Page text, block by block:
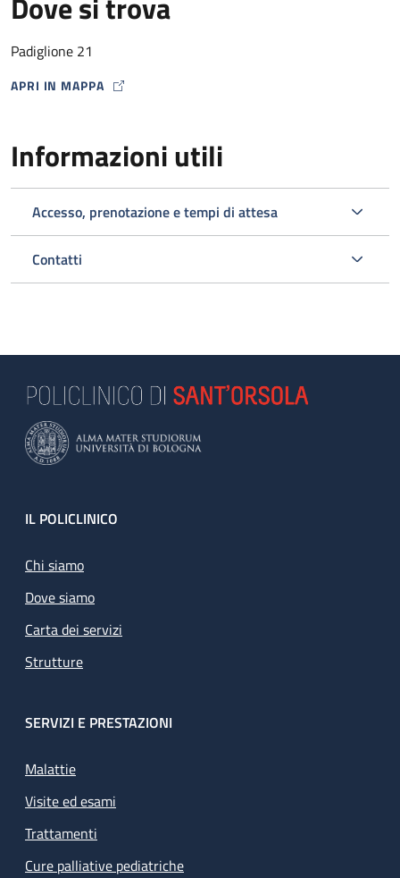
Padiglione 21
APRI IN MAPPA
MAP ICON
Informazioni utili
Accesso, prenotazione e tempi di attesa
Contatti
Footer
IL POLICLINICO
Chi siamo
Dove siamo
Carta dei servizi
Strutture
SERVIZI E PRESTAZIONI
Malattie
Visite ed esami
Trattamenti
Cure palliative pediatriche